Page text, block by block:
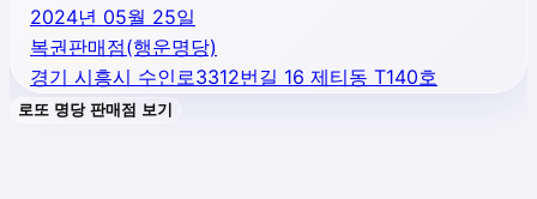
2024년 05월 25일
복권판매점(행운명당)
경기 시흥시 수인로3312번길 16 제티동 T140호
로또 명당 판매점 보기